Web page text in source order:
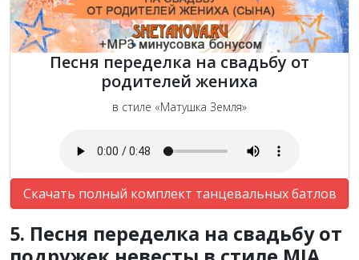
Песня переделка на свадьбу от
родителей жениха
в стиле «Матушка Земля»
Скачать полный комплект танцевальных батлов
5. Песня переделка на свадьбу от